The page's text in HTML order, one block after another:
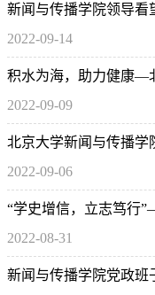
新闻与传播学院领导看
2022-09-14
积水为海，助力健康—
大众认知白皮书》发布
2022-09-09
北京大学新闻与传播学
2022-09-06
“学史增信，立志笃行
史，书记讲党史”新生入
2022-08-31
新闻与传播学院党政班